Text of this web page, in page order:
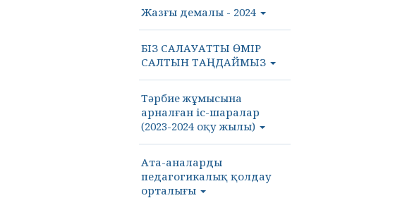
Жазғы демалы - 2024
БІЗ САЛАУАТТЫ ӨМІР
САЛТЫН ТАҢДАЙМЫЗ
Тәрбие жұмысына
арналған іс-шаралар
(2023-2024 оқу жылы)
Ата-аналарды
педагогикалық қолдау
орталығы